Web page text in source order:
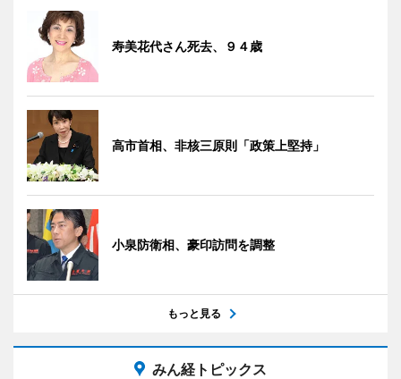
寿美花代さん死去、９４歳
高市首相、非核三原則「政策上堅持」
小泉防衛相、豪印訪問を調整
もっと見る
みん経トピックス